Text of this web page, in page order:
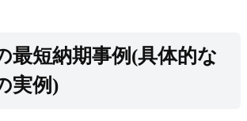
最短納期事例(具体的な
実例)